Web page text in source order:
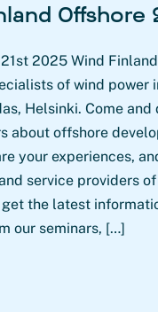
Offshore
2025 Wind
of wind power
Helsinki. Come and
about offshore
your experiences,
service providers
get the latest
our seminars, […]